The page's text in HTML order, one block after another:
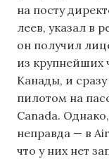
на посту
леев, указал в
он получил
из крупнейших
Канады, и
пилотом на
Canada.
неправда — в
что у них нет